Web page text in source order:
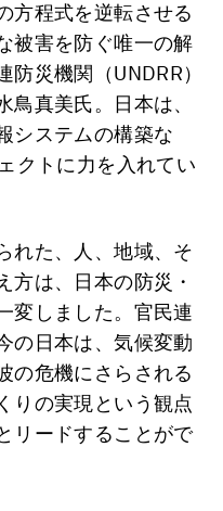
方程式を逆転させる
被害を防ぐ唯一の解
防災機関（UNDRR）
真美氏。日本は、
システムの構築な
クトに力を入れてい
れた、人、地域、そ
方は、日本の防災・
変しました。官民連
の日本は、気候変動
の危機にさらされる
りの実現という観点
リードすることがで